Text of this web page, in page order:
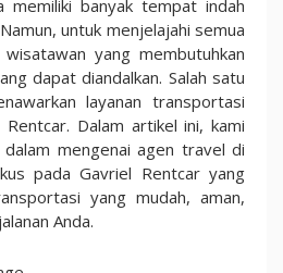
memiliki banyak tempat indah
untuk menjelajahi semua
yang membutuhkan
dapat diandalkan. Salah satu
layanan transportasi
Dalam artikel ini, kami
mengenai agen travel di
pada Gavriel Rentcar yang
yang mudah, aman,
Anda.